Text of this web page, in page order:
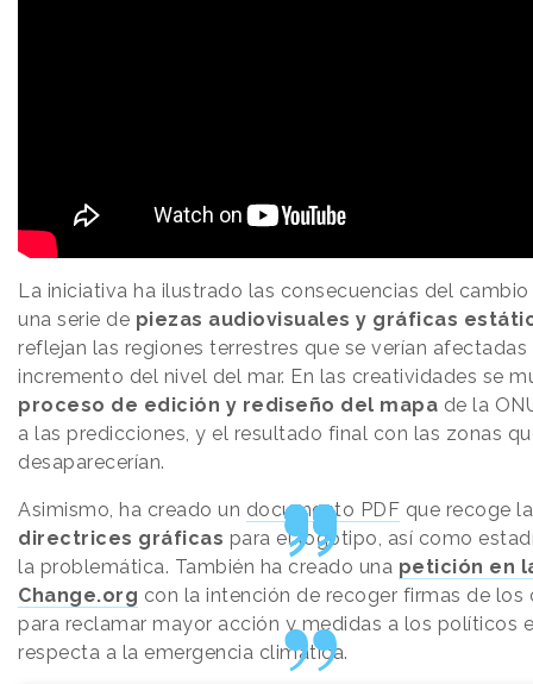
La iniciativa ha ilustrado las consecuencias del
una serie de piezas audiovisuales y gráficas
reflejan las regiones terrestres que se verían afectadas
incremento del nivel del mar. En las creatividades se
proceso de edición y rediseño del mapa de la
a las predicciones, y el resultado final con las zonas
desaparecerían.
Asimismo, ha creado un documento PDF que recoge
directrices gráficas para el logotipo, así como
la problemática. También ha creado una petición en
Change.org con la intención de recoger firmas de los
para reclamar mayor acción y medidas a los políticos
respecta a la emergencia climática.